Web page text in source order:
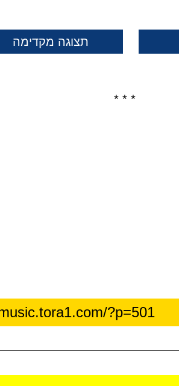
תצוגה מקדימה
* * *